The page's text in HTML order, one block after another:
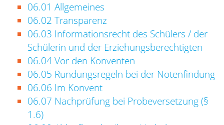
06.01 Allgemeines
06.02 Transparenz
06.03 Informationsrecht des Schülers / der
Schülerin und der Erziehungsberechtigten
06.04 Vor den Konventen
06.05 Rundungsregeln bei der Notenfindung
06.06 Im Konvent
06.07 Nachprüfung bei Probeversetzung (§
1.6)